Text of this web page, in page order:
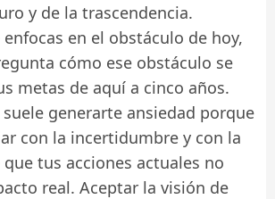
y de la trascendencia.
en el obstáculo de hoy,
cómo ese obstáculo se
metas de aquí a cinco años.
generarte ansiedad porque
con la incertidumbre y con la
tus acciones actuales no
real. Aceptar la visión de